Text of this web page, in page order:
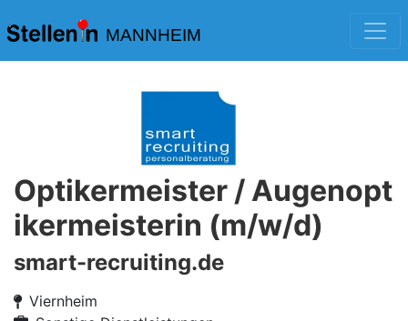
MANNHEIM
Optikermeister / Augenopt
ikermeisterin (m/w/d)
smart-recruiting.de
Viernheim